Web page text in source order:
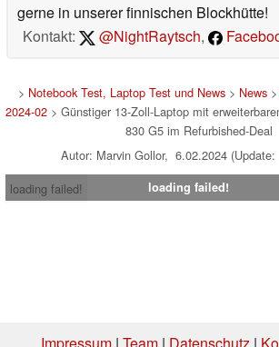
gerne in unserer finnischen Blockhütte!
Kontakt:
@NightRaytsch,
> Notebook Test, Laptop Test und News> News>
2024-02> Günstiger 13-Zoll-Laptop mit
830 G5 im Refurbished-Deal
Autor: Marvin Gollor, 6.02.2024
loading failed!
loading failed!